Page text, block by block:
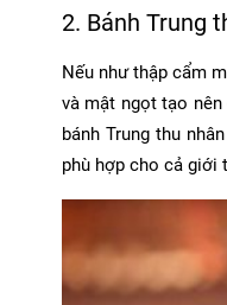
2. Bánh Trung
Nếu như thập cẩm
và mật ngọt tạo nên
bánh Trung thu
phù hợp cho cả giới